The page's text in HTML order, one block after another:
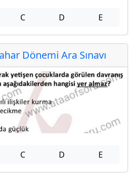
C D E
Dönemi Ara Sınavı
C D E